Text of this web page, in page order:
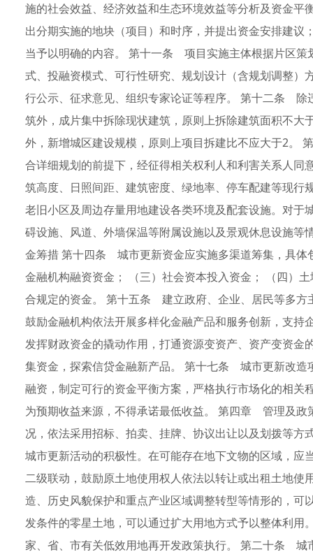
施的社会效益、经济效益和生态环境效益等分析及资金
出分期实施的地块（项目）和时序，并提出资金安排建
当予以明确的内容。 第十一条 项目实施主体根据片区
式、投融资模式、可行性研究、规划设计（含规划调整
行公示、征求意见、组织专家论证等程序。 第十二条 除
筑外，成片集中拆除现状建筑，原则上拆除建筑面积不
外，新增城区建设规模，原则上项目拆建比不应大于2。
合详细规划的前提下，经征得相关权利人和利害关系人同
筑高度、日照间距、建筑密度、绿地率、停车配建等现
老旧小区及周边存量用地建设各类环境及配套设施。对
碍设施、风道、外墙保温等附属设施以及景观休息设施
金筹措 第十四条 城市更新资金应实施多渠道筹集，具体
金融机构融资资金； （三）社会资本投入资金； （四）
合规定的资金。 第十五条 建立政府、企业、居民等多方
鼓励金融机构依法开展多样化金融产品和服务创新，支
发挥财政资金的撬动作用，打通资源变资产、资产变资
集资金，探索信贷金融新产品。 第十七条 城市更新改造
融资，制定可行的资金平衡方案，严格执行市场化的相
为预期收益来源，不得承诺最低收益。 第四章 管理及
况，依法采用招标、拍卖、挂牌、协议出让以及划拨等
城市更新活动的积极性。在可能存在地下文物的区域，
二级联动，鼓励原土地使用权人依法以转让或出租土地
造、历史风貌保护和重点产业区域调整转型等情形的，
发条件的零星土地，可以通过扩大用地方式予以整体利
家、省、市有关低效用地再开发政策执行。 第二十条